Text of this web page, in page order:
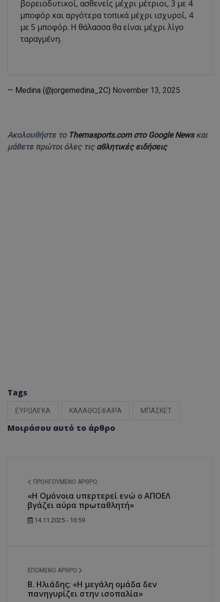
βορειοδυτικοί, ασθενείς μέχρι μέτριοι, 3 με 4
μποφόρ και αργότερα τοπικά μέχρι ισχυροί, 4
με 5 μποφόρ. Η θάλασσα θα είναι μέχρι λίγο
ταραγμένη.
— Medina (@jorgemedina_2C) November 13, 2025
Ακολουθήστε το Themasports.com στο Google Newsκαι
μάθετε πρώτοι όλες τις αθλητικές ειδήσεις
Tags
ΕΥΡΩΛΙΓΚΑ ΚΑΛΑΘΟΣΦΑΙΡΑ ΜΠΑΣΚΕΤ
Μοιράσου αυτό το άρθρο
ΠΡΟΗΓΟΎΜΕΝΟ ΆΡΘΡΟ
«Η Ομόνοια υπερτερεί ενώ ο ΑΠΟΕΛ
βγάζει αύρα πρωταθλητή»
14.11.2025 - 10:59
ΕΠΌΜΕΝΟ ΆΡΘΡΟ
Β. Ηλιάδης: «Η μεγάλη ομάδα δεν
πανηγυρίζει στην ισοπαλία»